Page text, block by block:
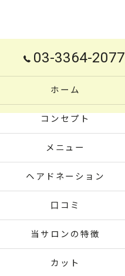
03-3364-2077
ホーム
コンセプト
メニュー
ヘアドネーション
口コミ
当サロンの特徴
カット